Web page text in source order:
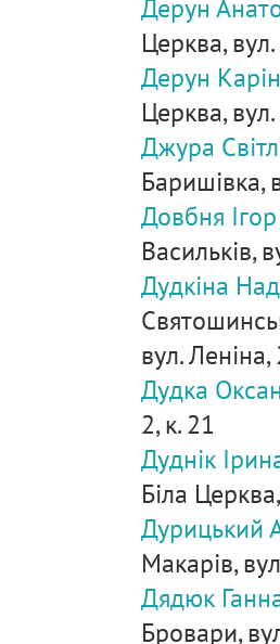
Дерун
Церква, вул.
Дерун
Церква, вул.
Джура
Баришівка,
Довбня
Васильків,
Дудкіна
вул. Леніна,
Дудка
2, к. 21
Дуднік
Біла
Дурицький
Макарів,
Дядюк
Бровари,